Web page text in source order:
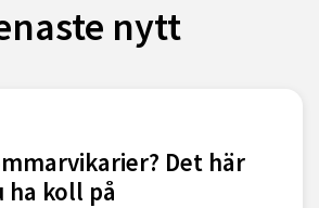
nytt
Det här
ha koll på